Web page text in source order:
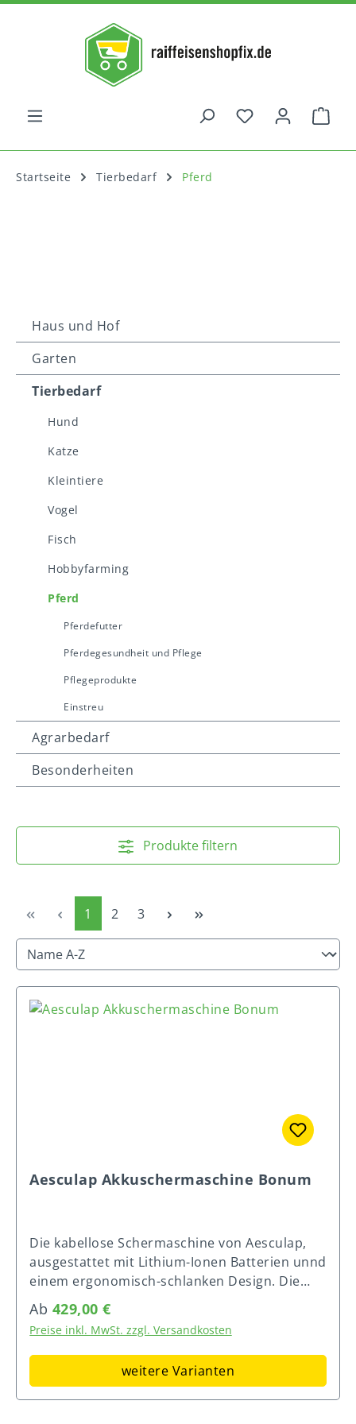
Startseite Tierbedarf Pferd
Haus und Hof
Garten
Tierbedarf
Hund
Katze
Kleintiere
Vogel
Fisch
Hobbyfarming
Pferd
Pferdefutter
Pferdegesundheit und Pflege
Pflegeprodukte
Einstreu
Agrarbedarf
Besonderheiten
Produkte filtern
Seite
1 Seite
2 Seite
3
Aesculap Akkuschermaschine Bonum
Die kabellose Schermaschine von Aesculap,
ausgestattet mit Lithium-Ionen Batterien unnd
einem ergonomisch-schlanken Design. Die
Bonum passt auch perfekt in Frauenhände
und besticht durch geringes Gewicht,
geringer Geräuschentwicklung und langer
Akku-Laufzeit! Die Bionum ist ebenfallls mit
einem intelligenten Lithium-Ionen
Batteriesystem augestattet. Einerseits schützt
Regulärer Preis:
Ab 429,00 €
Preise inkl. MwSt. zzgl. Versandkosten
weitere Varianten